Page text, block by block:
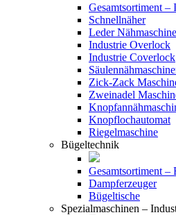
Gesamtsortiment –
Schnellnäher
Leder
Industrie Overlock
Industrie Coverlock
Zick-Zack
Zweinadel
Knopflochautomat
Riegelmaschine
Bügeltechnik
Gesamtsortiment –
Dampferzeuger
Bügeltische
Spezialmaschinen –